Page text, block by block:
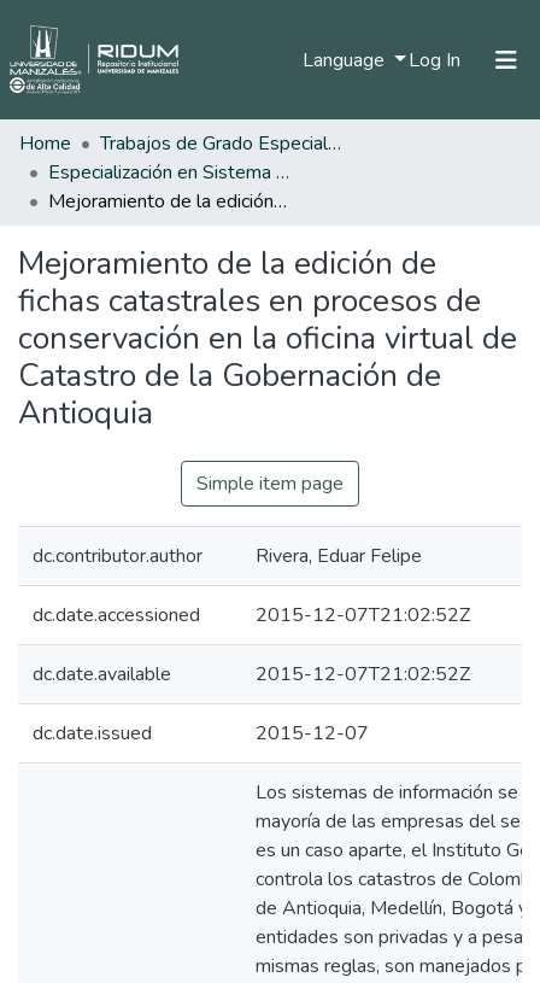
Language Log In (current)
Statistics
Home
Trabajos de Grado Especializaciones
Especialización en Sistema de Información Geográfica
Mejoramiento de la edición de fichas catastrales en procesos de conservación en la oficina virtual de Catastro de la Gobernación de Antioquia
Mejoramiento de la edición de
fichas catastrales en procesos de
conservación en la oficina virtual de
Catastro de la Gobernación de
Antioquia
Simple item page
dc.contributor.author Rivera, Eduar Felipe
dc.date.accessioned 2015-12-07T21:02:52Z
dc.date.available 2015-12-07T21:02:52Z
dc.date.issued 2015-12-07
Los sistemas de información se
mayoría de las empresas del
es un caso aparte, el Instituto
controla los catastros de
de Antioquia, Medellín, Bogotá y
entidades son privadas y a pesar
mismas reglas, son manejados